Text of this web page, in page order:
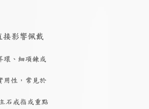
影響佩戴
環、細項鍊或
用性，常見於
石戒指或重點